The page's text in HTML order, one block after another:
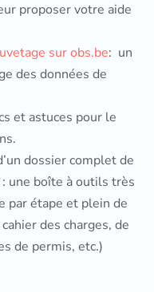
proposer votre aide
sur obs.be: un
des données de
et astuces pour le
dossier complet de
une boîte à outils très
par étape et plein de
des charges, de
de permis, etc.)